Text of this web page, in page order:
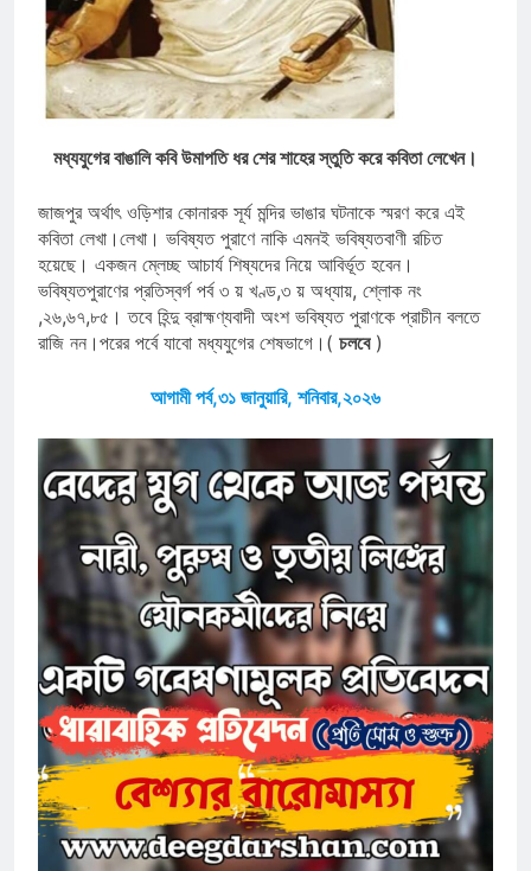
মধ্যযুগের বাঙালি কবি উমাপতি ধর শের শাহের স্তুতি করে কবিতা লেখেন।
জাজপুর অর্থাৎ ওড়িশার কোনারক সূর্য মন্দির ভাঙার ঘটনাকে স্মরণ করে এই
কবিতা লেখা।লেখা। ভবিষ্যত পুরাণে নাকি এমনই ভবিষ্যতবাণী রচিত
হয়েছে। একজন ম্লেচ্ছ আচার্য শিষ্যদের নিয়ে আবির্ভূত হবেন।
ভবিষ্যতপুরাণের প্রতিস্বর্গ পর্ব ৩ য় খণ্ড,৩ য় অধ্যায়, শ্লোক নং
,২৬,৬৭,৮৫। তবে হিন্দু ব্রাহ্মণ্যবাদী অংশ ভবিষ্যত পুরাণকে প্রাচীন বলতে
রাজি নন।পরের পর্বে যাবো মধ্যযুগের শেষভাগে।( চলবে)
আগামী পর্ব,৩১ জানুয়ারি, শনিবার,২০২৬